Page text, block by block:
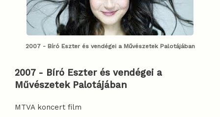
2007 - Bíró Eszter és vendégei a Művészetek Palotájában
2007- Bíró Eszter és vendégei a
Művészetek Palotájában
MTVA koncert film